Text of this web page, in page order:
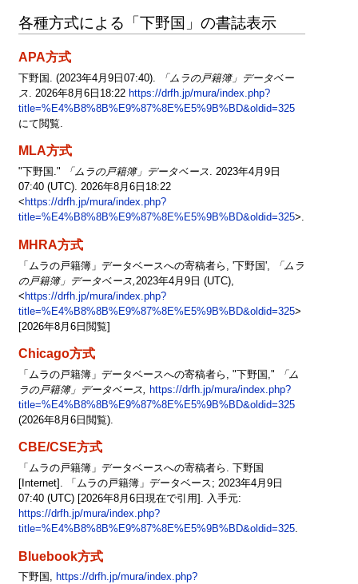
各種方式による「下野国」の書誌表示
APA方式
下野国. (2023年4月9日07:40).
「ムラの戸籍簿」データベー
ス. 2026年8月6日18:22 https://drfh.jp/mura/index.php?
title=%E4%B8%8B%E9%87%8E%E5%9B%BD&oldid=325
にて閲覧.
MLA方式
"下野国." 「ムラの戸籍簿」データベース. 2023年4月9日
07:40 (UTC). 2026年8月6日18:22
< https://drfh.jp/mura/index.php?
title=%E4%B8%8B%E9%87%8E%E5%9B%BD&oldid=325>.
MHRA方式
「ムラの戸籍簿」データベースへの寄稿者ら, '下野国',
「ムラ
の戸籍簿」データベース, 2023年4月9日 (UTC),
< https://drfh.jp/mura/index.php?
title=%E4%B8%8B%E9%87%8E%E5%9B%BD&oldid=325>
[2026年8月6日閲覧]
Chicago方式
「ムラの戸籍簿」データベースへの寄稿者ら, "下野国,"
「ム
ラの戸籍簿」データベース, https://drfh.jp/mura/index.php?
title=%E4%B8%8B%E9%87%8E%E5%9B%BD&oldid=325
(2026年8月6日閲覧).
CBE/CSE方式
「ムラの戸籍簿」データベースへの寄稿者ら. 下野国
[Internet]. 「ムラの戸籍簿」データベース; 2023年4月9日
07:40 (UTC) [2026年8月6日現在で引用]. 入手元:
https://drfh.jp/mura/index.php?
title=%E4%B8%8B%E9%87%8E%E5%9B%BD&oldid=325.
Bluebook方式
下野国, https://drfh.jp/mura/index.php?